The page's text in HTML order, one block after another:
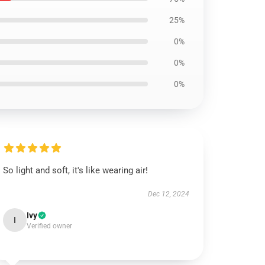
25%
0%
0%
0%
So light and soft, it's like wearing air!
Dec 12, 2024
I Ivy
Verified owner